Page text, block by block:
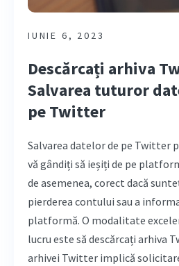
IUNIE 6, 2023
Descărcați arhiva
Salvarea tuturor
pe Twitter
Salvarea datelor de pe Twitter
vă gândiți să ieșiți de pe
de asemenea, corect dacă
pierderea contului sau a
platformă. O modalitate
lucru este să descărcați arhiva
arhivei Twitter implică